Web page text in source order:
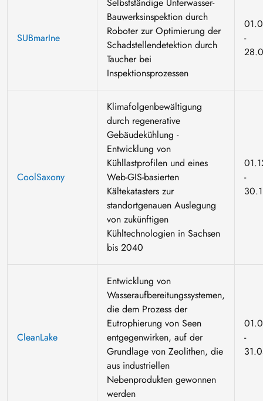
SUBmarIne
Bauwerksinspektion durch
Roboter zur Optimierung der
Schadstellendetektion durch
Taucher bei
Inspektionsprozessen
-
CoolSaxony
Klimafolgenbewältigung
durch regenerative
Gebäudekühlung -
Entwicklung von
Kühllastprofilen und eines
Web-GIS-basierten
Kältekatasters zur
standortgenauen Auslegung
von zukünftigen
Kühltechnologien in Sachsen
bis 2040
-
CleanLake
Entwicklung von
Wasseraufbereitungssystemen,
die dem Prozess der
Eutrophierung von Seen
entgegenwirken, auf der
Grundlage von Zeolithen, die
aus industriellen
Nebenprodukten gewonnen
werden
-